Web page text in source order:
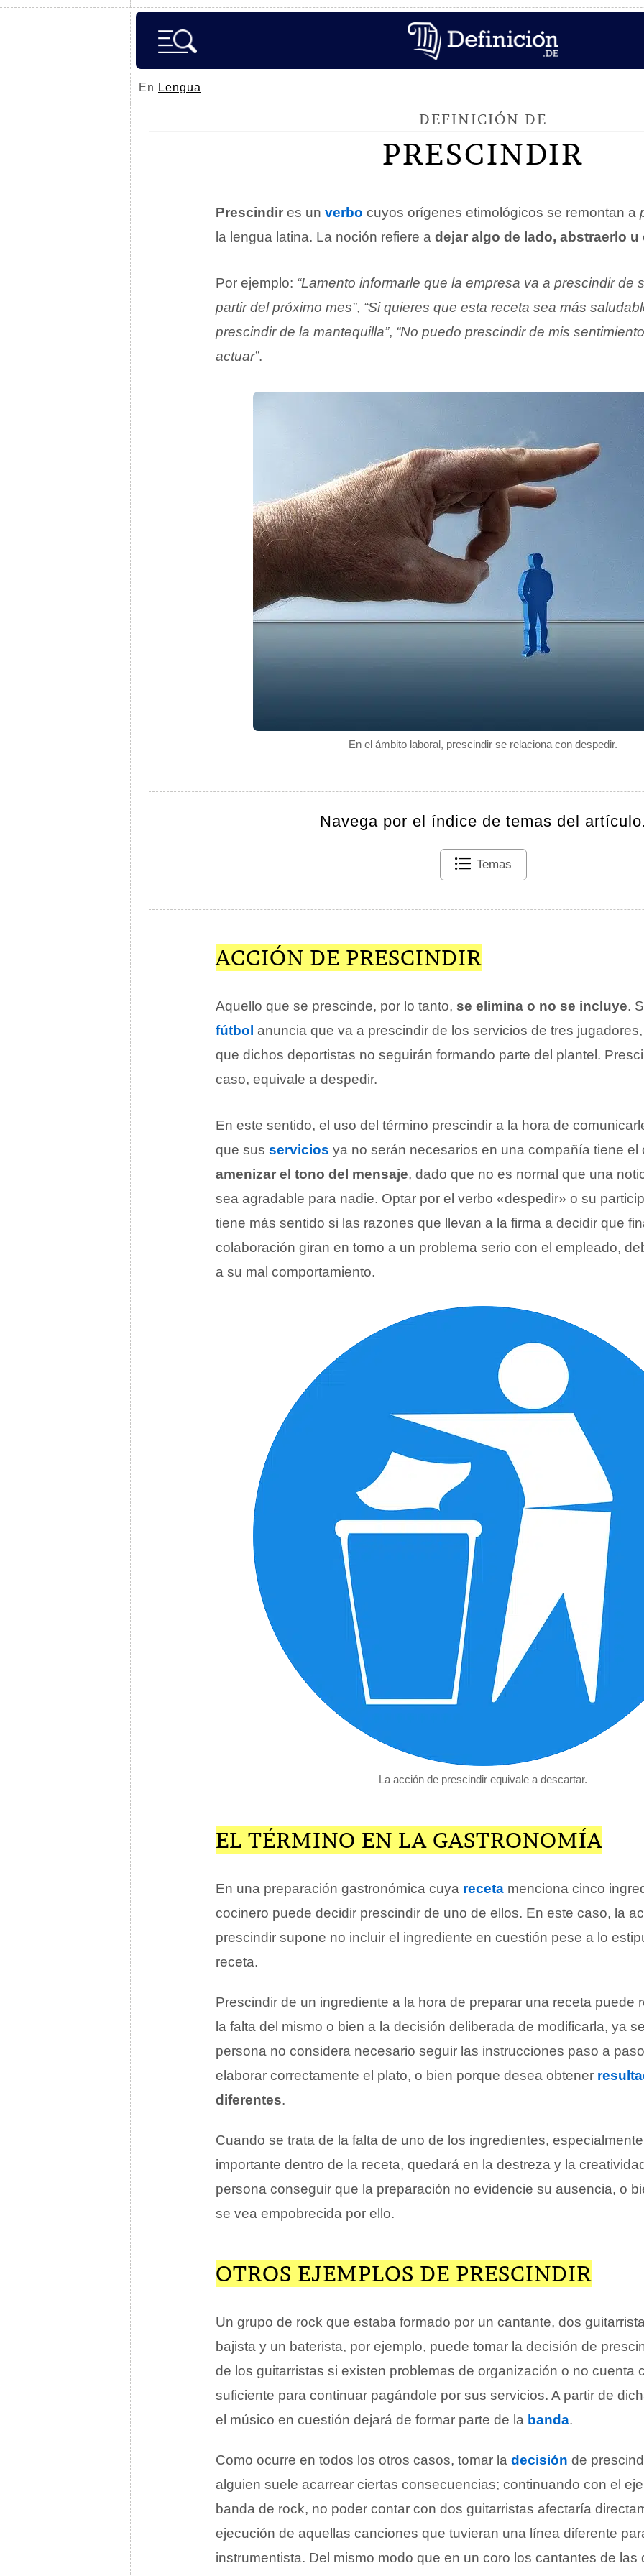
En Lengua
DEFINICIÓN DE
PRESCINDIR
En el ámbito laboral, prescindir se relaciona con despedir.
Prescindir es un verbo cuyos orígenes etimológicos se remontan a
la lengua latina. La noción refiere a dejar algo de lado, abstraerlo u
Por ejemplo: “Lamento informarle que la empresa va a prescindir de
partir del próximo mes”, “Si quieres que esta receta sea más
prescindir de la mantequilla”, “No puedo prescindir de mis
actuar”.
Navega por el índice de temas del
Temas
ACCIÓN DE PRESCINDIR
Aquello que se prescinde, por lo tanto, se elimina o no se incluye.
fútbol anuncia que va a prescindir de los servicios de tres
que dichos deportistas no seguirán formando parte del plantel.
caso, equivale a despedir.
En este sentido, el uso del término prescindir a la hora de
que sus servicios ya no serán necesarios en una compañía tiene el
amenizar el tono del mensaje, dado que no es normal que una
sea agradable para nadie. Optar por el verbo «despedir» o su
tiene más sentido si las razones que llevan a la firma a decidir que
colaboración giran en torno a un problema serio con el empleado,
a su mal comportamiento.
La acción de prescindir equivale a descartar.
EL TÉRMINO EN LA GASTRONOMÍA
En una preparación gastronómica cuya receta menciona cinco
cocinero puede decidir prescindir de uno de ellos. En este caso, la
prescindir supone no incluir el ingrediente en cuestión pese a lo
receta.
Prescindir de un ingrediente a la hora de preparar una receta puede
la falta del mismo o bien a la decisión deliberada de modificarla, ya
persona no considera necesario seguir las instrucciones paso a
elaborar correctamente el plato, o bien porque desea obtener
diferentes.
Cuando se trata de la falta de uno de los ingredientes,
importante dentro de la receta, quedará en la destreza y la
persona conseguir que la preparación no evidencie su ausencia, o
se vea empobrecida por ello.
OTROS EJEMPLOS DE PRESCINDIR
Un grupo de rock que estaba formado por un cantante, dos
bajista y un baterista, por ejemplo, puede tomar la decisión de
de los guitarristas si existen problemas de organización o no cuenta
suficiente para continuar pagándole por sus servicios. A partir de
el músico en cuestión dejará de formar parte de la banda.
Como ocurre en todos los otros casos, tomar la decisión de
alguien suele acarrear ciertas consecuencias; continuando con el
banda de rock, no poder contar con dos guitarristas afectaría
ejecución de aquellas canciones que tuvieran una línea diferente
instrumentista. Del mismo modo que en un coro los cantantes de las